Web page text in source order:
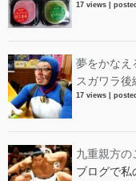
17 views
夢をかなえ
スガワラ後
17 views
九重親方の
ブログで私